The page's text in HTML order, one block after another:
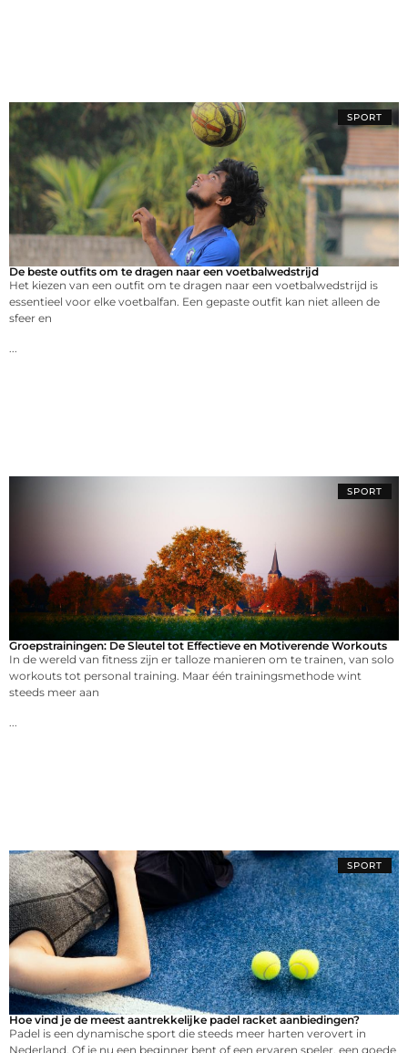
SPORT
De beste outfits om te dragen naar een voetbalwedstrijd
Het kiezen van een outfit om te dragen naar een voetbalwedstrijd is
essentieel voor elke voetbalfan. Een gepaste outfit kan niet alleen de
sfeer en
SPORT
Groepstrainingen: De Sleutel tot Effectieve en Motiverende Workouts
In de wereld van fitness zijn er talloze manieren om te trainen, van solo
workouts tot personal training. Maar één trainingsmethode wint
steeds meer aan
SPORT
Hoe vind je de meest aantrekkelijke padel racket aanbiedingen?
Padel is een dynamische sport die steeds meer harten verovert in
Nederland. Of je nu een beginner bent of een ervaren speler, een goede